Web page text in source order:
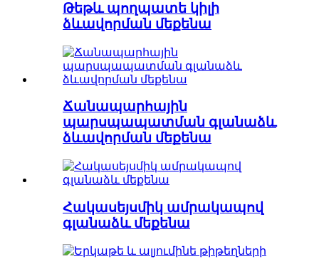
Թեթև պողպատե կիլի
ձևավորման մեքենա
Ճանապարհային
պարսպապատման գլանաձև
ձևավորման մեքենա
Հակասեյսմիկ ամրակապով
գլանաձև մեքենա